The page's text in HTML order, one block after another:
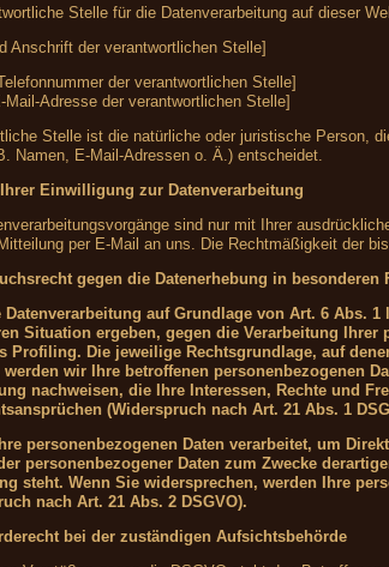
Stelle für die Datenverarbeitung auf dieser
Anschrift der verantwortlichen Stelle]
der verantwortlichen Stelle]
Mail-Adresse der verantwortlichen Stelle]
Stelle ist die natürliche oder juristische Person,
Namen, E-Mail-Adressen o. Ä.) entscheidet.
Einwilligung zur Datenverarbeitung
sind nur mit Ihrer
per E-Mail an uns. Die Rechtmäßigkeit der
gegen die Datenerhebung in besonderen
Datenverarbeitung auf Grundlage von Art. 6 Abs.
Situation ergeben, gegen die Verarbeitung
Profiling. Die jeweilige Rechtsgrundlage, auf
werden wir Ihre betroffenen personenbezogenen
nachweisen, die Ihre Interessen, Rechte und
(Widerspruch nach Art. 21 Abs. 1
personenbezogenen Daten verarbeitet, um
personenbezogener Daten zum Zwecke
steht. Wenn Sie widersprechen, werden Ihre
nach Art. 21 Abs. 2 DSGVO).
bei der zuständigen Aufsichtsbehörde